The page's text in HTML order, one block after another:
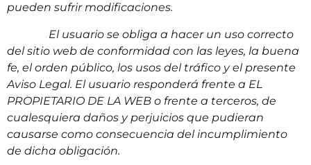
pueden sufrir modificaciones.
El usuario se obliga a hacer un uso correcto
del sitio web de conformidad con las leyes, la buena
fe, el orden público, los usos del tráfico y el presente
Aviso Legal. El usuario responderá frente a EL
PROPIETARIO DE LA WEB o frente a terceros, de
cualesquiera daños y perjuicios que pudieran
causarse como consecuencia del incumplimiento
de dicha obligación.